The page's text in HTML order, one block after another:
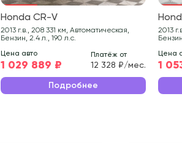
Honda CR-V
2013 г.в., 208 331 км, Автоматическая,
Бензин, 2.4 л., 190 л.с.
Цена авто
1 029 889 ₽
Платёж от
12 328 ₽/мес.
Подробнее
2013 г.в., 218 315 км,
Цена
1